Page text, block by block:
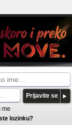
Prijavite se
me
lozinku?